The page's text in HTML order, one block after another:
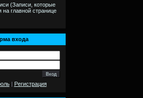
(Записи, которые
на главной странице
входа
| Регистрация